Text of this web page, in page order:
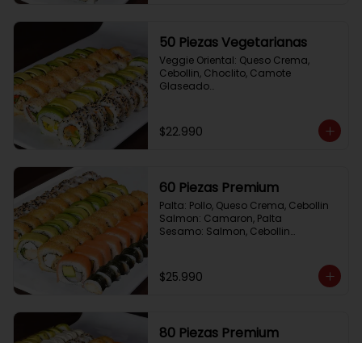
50 Piezas Vegetarianas
Veggie Oriental: Queso Crema,
Cebollin, Choclito, Camote
Glaseado
Avocado Veggie:	Palmito, Choclito,
Queso Crema, Cebollin
Albahaca,  envuelto en almendras
$22.990
60 Piezas Premium
Palta: Pollo, Queso Crema, Cebollin
Salmon: Camaron, Palta
Sesamo: Salmon, Cebollin
Pimenton, Queso Crema
Hosomaki: Pollo Teriyaki
$25.990
80 Piezas Premium